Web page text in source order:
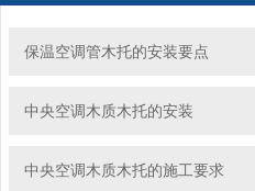
保温空调管木托的安装要点
中央空调木质木托的安装
中央空调木质木托的施工要求